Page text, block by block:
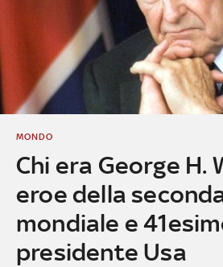
Chi era George H.
eroe della
mondiale e
presidente Usa
MONDO